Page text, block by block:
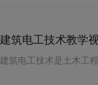
建筑电工技术教学
建筑电工技术是土木工程